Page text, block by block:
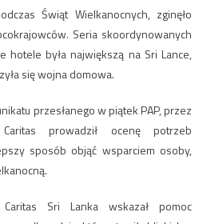
Świąt Wielkanocnych, zginęło
Seria skoordynowanych
hotele była największą na Sri Lance,
się wojna domowa.
przesłanego w piątek PAP, przez
prowadził ocenę potrzeb
sposób objąć wsparciem osoby,
Sri Lanka wskazał pomoc